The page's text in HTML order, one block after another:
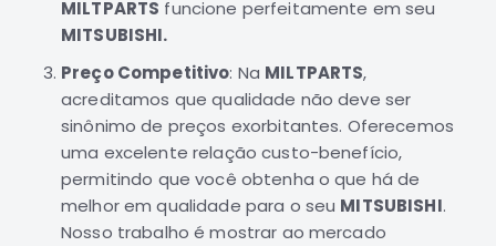
Motor
Correias
Filtros
Elétrica
MILTPARTS funcione perfeitamente em seu
MITSUBISHI.
Preço Competitivo: Na MILTPARTS,
acreditamos que qualidade não deve ser
sinônimo de preços exorbitantes. Oferecemos
uma excelente relação custo-benefício,
permitindo que você obtenha o que há de
melhor em qualidade para o seu MITSUBISHI.
Nosso trabalho é mostrar ao mercado